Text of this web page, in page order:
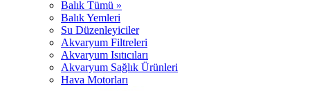
Balık Tümü »
Balık Yemleri
Su Düzenleyiciler
Akvaryum Filtreleri
Akvaryum Isıtıcıları
Akvaryum Sağlık Ürünleri
Hava Motorları